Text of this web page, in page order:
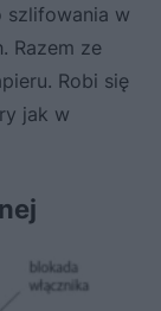
szlifowania w
Razem ze
Robi się
jak w